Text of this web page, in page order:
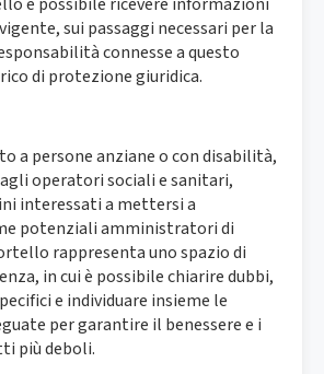
sui passaggi necessari per la
connesse a questo
di protezione giuridica.​
a persone anziane o con disabilità,
operatori sociali e sanitari,
interessati a mettersi a
potenziali amministratori di
rappresenta uno spazio di
in cui è possibile chiarire dubbi,
e individuare insieme le
per garantire il benessere e i
più deboli.​